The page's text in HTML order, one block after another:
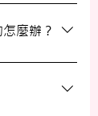
間內解除警
搬運服務，請
作日的下午三
麼辦？
至少提前兩個
否則我們將有